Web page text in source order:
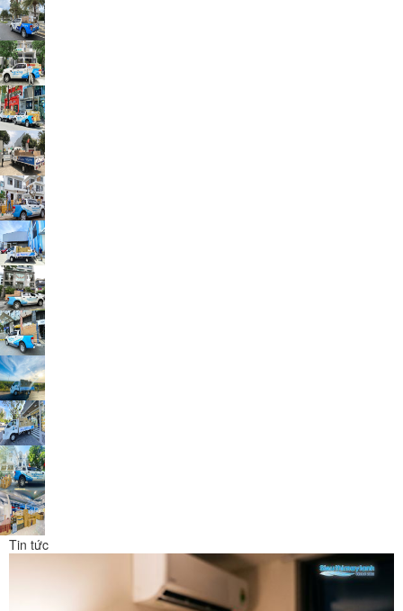
Tin tức